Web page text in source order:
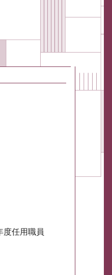
度任用職員